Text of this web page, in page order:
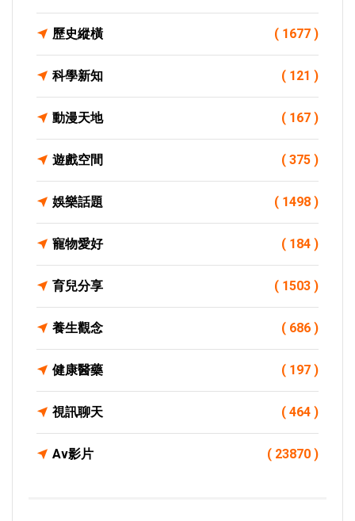
歷史縱橫 ( 1677 )
科學新知 ( 121 )
動漫天地 ( 167 )
遊戲空間 ( 375 )
娛樂話題 ( 1498 )
寵物愛好 ( 184 )
育兒分享 ( 1503 )
養生觀念 ( 686 )
健康醫藥 ( 197 )
視訊聊天 ( 464 )
Av影片 ( 23870 )